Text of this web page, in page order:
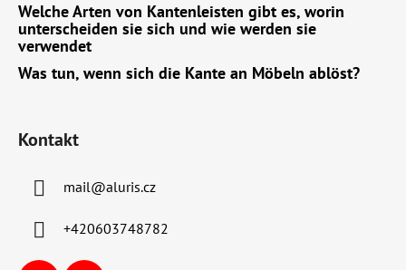
Welche Arten von Kantenleisten gibt es, worin
unterscheiden sie sich und wie werden sie
verwendet
Was tun, wenn sich die Kante an Möbeln ablöst?
Kontakt
mail@aluris.cz
+420603748782